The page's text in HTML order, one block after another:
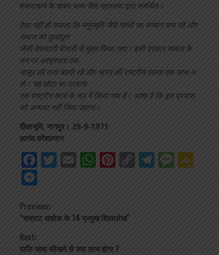
शंकराचार्य के शंकर भाष्य जैसे महाभाष्य द्वारा समर्थित।
ऐसा नहीं हो सकता कि मनुस्मृति जैसे ग्रंथों का सम्मान बना रहे और
समाज को छुआछूत
जैसी देशव्यापी बीमारी से मुक्त किया जाए। इसी प्रकार समाज के
तन पर अस्पृश्यता एक
नासूर की तरह बहती रहे और भारत की राष्ट्रीय एकता एक साथ न
हो। यह छोटा सा प्रयास
एक राष्ट्रीय कार्य के रूप में किया गया है। आशा है कि इस प्रयास
को अन्यथा नहीं लिया जाएगा।
दीक्षाभूमि, नागपुर। 29-9-1971
आनंद कौशल्यान
Facebook
Twitter
EmailWhatsApp
Pinterest
Copy
Continue
Reading
Previous:
“सम्राट अशोक के 14 प्रमुख शिलालेख”
Next:
पालि भाषा सीखने से क्या लाभ होगा ?